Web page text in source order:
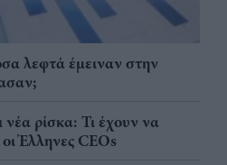
λεφτά έμειναν στην
ρίσκα: Τι έχουν να
Έλληνες CEOs